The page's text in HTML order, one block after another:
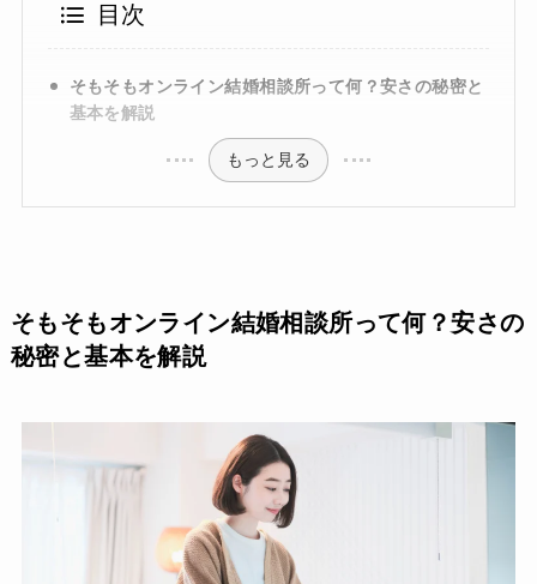
目次
そもそもオンライン結婚相談所って何？安さの秘密と
基本を解説
もっと見る
そもそもオンライン結婚相談所って何？安さの
秘密と基本を解説